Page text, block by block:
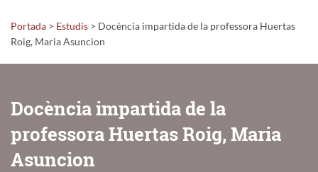
Portada > Estudis > Docència impartida de la professora Huertas
Roig, Maria Asuncion
Docència impartida de la
professora Huertas Roig, Maria
Asuncion